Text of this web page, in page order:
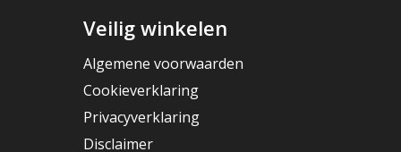
Veilig winkelen
Algemene voorwaarden
Cookieverklaring
Privacyverklaring
Disclaimer